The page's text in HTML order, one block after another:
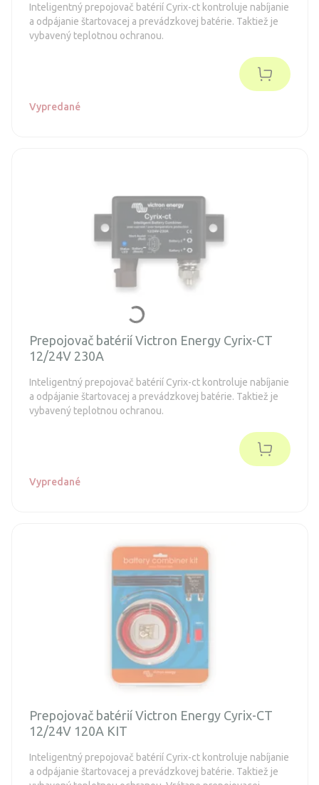
Inteligentný prepojovač batérií Cyrix-ct ​​kontroluje nabíjanie
a odpájanie štartovacej a prevádzkovej batérie. Taktiež je
vybavený teplotnou ochranou.
Vypredané
Prepojovač batérií Victron Energy Cyrix-CT
12/24V 230A
Inteligentný prepojovač batérií Cyrix-ct ​​kontroluje nabíjanie
a odpájanie štartovacej a prevádzkovej batérie. Taktiež je
vybavený teplotnou ochranou.
Vypredané
Prepojovač batérií Victron Energy Cyrix-CT
12/24V 120A KIT
Inteligentný prepojovač batérií Cyrix-ct ​​kontroluje nabíjanie
a odpájanie štartovacej a prevádzkovej batérie. Taktiež je